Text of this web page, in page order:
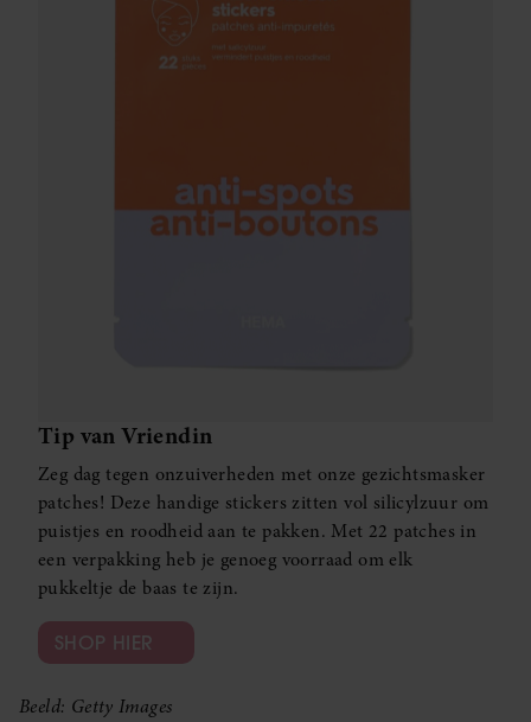
Tip van Vriendin
Zeg dag tegen onzuiverheden met onze gezichtsmasker
patches! Deze handige stickers zitten vol silicylzuur om
puistjes en roodheid aan te pakken. Met 22 patches in
een verpakking heb je genoeg voorraad om elk
pukkeltje de baas te zijn.
SHOP HIER
Beeld: Getty Images